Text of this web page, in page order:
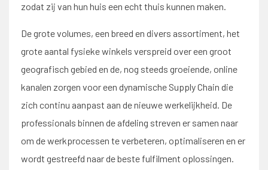
zodat zij van hun huis een echt thuis kunnen maken.
De grote volumes, een breed en divers assortiment, het
grote aantal fysieke winkels verspreid over een groot
geografisch gebied en de, nog steeds groeiende, online
kanalen zorgen voor een dynamische Supply Chain die
zich continu aanpast aan de nieuwe werkelijkheid. De
professionals binnen de afdeling streven er samen naar
om de werkprocessen te verbeteren, optimaliseren en er
wordt gestreefd naar de beste fulfilment oplossingen.